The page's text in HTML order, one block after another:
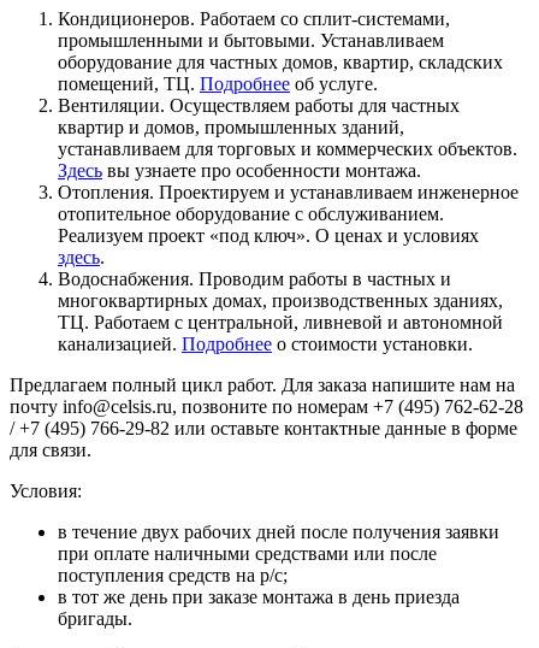
Кондиционеров. Работаем со сплит-системами,
промышленными и бытовыми. Устанавливаем
оборудование для частных домов, квартир, складских
помещений, ТЦ. Подробнее об услуге.
Вентиляции. Осуществляем работы для частных
квартир и домов, промышленных зданий,
устанавливаем для торговых и коммерческих объектов.
Здесь вы узнаете про особенности монтажа.
Отопления. Проектируем и устанавливаем инженерное
отопительное оборудование с обслуживанием.
Реализуем проект «под ключ». О ценах и условиях
здесь.
Водоснабжения. Проводим работы в частных и
многоквартирных домах, производственных зданиях,
ТЦ. Работаем с центральной, ливневой и автономной
канализацией. Подробнее о стоимости установки.
Предлагаем полный цикл работ. Для заказа напишите нам на
почту info@celsis.ru, позвоните по номерам +7 (495) 762-62-28
/ +7 (495) 766-29-82 или оставьте контактные данные в форме
для связи.
Условия:
в течение двух рабочих дней после получения заявки
при оплате наличными средствами или после
поступления средств на р/с;
в тот же день при заказе монтажа в день приезда
бригады.